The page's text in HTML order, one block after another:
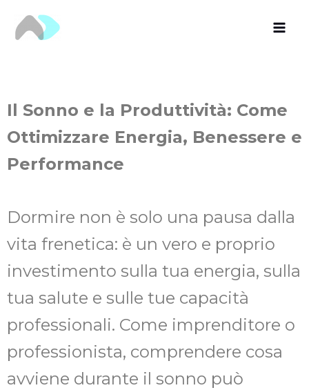
Il Sonno e la Produttività: Come
Ottimizzare Energia, Benessere e
Performance
Dormire non è solo una pausa dalla
vita frenetica: è un vero e proprio
investimento sulla tua energia, sulla
tua salute e sulle tue capacità
professionali. Come imprenditore o
professionista, comprendere cosa
avviene durante il sonno può